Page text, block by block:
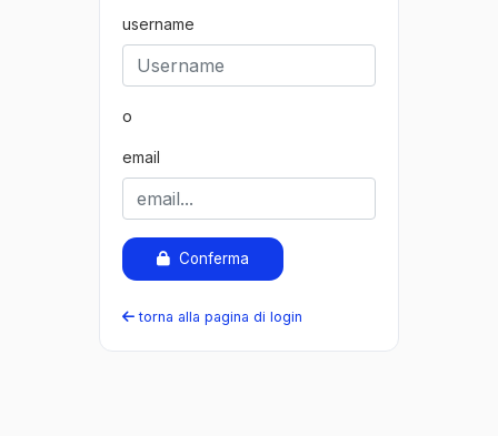
username
o
email
Conferma
torna alla pagina di login